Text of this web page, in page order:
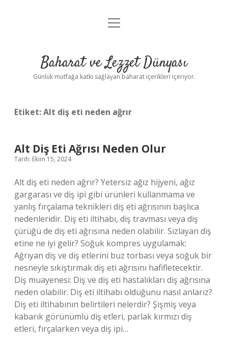
Anasayfa
Yasal Uyarı
menüyü
Baharat ve Lezzet Dünyası
Günlük mutfağa katkı sağlayan baharat içerikleri içeriyor.
Etiket:Alt diş eti neden ağrır
Alt Diş Eti Ağrısı Neden Olur
Tarih: Ekim 15, 2024
Alt diş eti neden ağrır? Yetersiz ağız hijyeni, ağız
gargarası ve diş ipi gibi ürünleri kullanmama ve
yanlış fırçalama teknikleri diş eti ağrısının başlıca
nedenleridir. Diş eti iltihabı, diş travması veya diş
çürüğü de diş eti ağrısına neden olabilir. Sızlayan diş
etine ne iyi gelir? Soğuk kompres uygulamak:
Ağrıyan diş ve diş etlerini buz torbası veya soğuk bir
nesneyle sıkıştırmak diş eti ağrısını hafifletecektir.
Diş muayenesi: Diş ve diş eti hastalıkları diş ağrısına
neden olabilir. Diş eti iltihabı olduğunu nasıl anlarız?
Diş eti iltihabının belirtileri nelerdir? Şişmiş veya
kabarık görünümlü diş etleri, parlak kırmızı diş
etleri, fırçalarken veya diş ipi…